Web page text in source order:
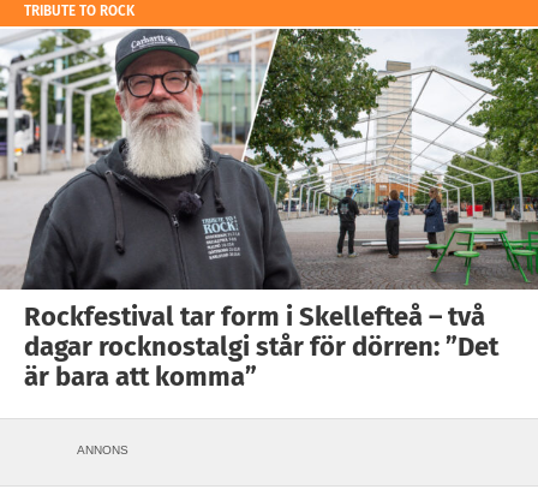
TRIBUTE TO ROCK
Rockfestival tar form i Skellefteå – två
dagar rocknostalgi står för dörren: ”Det
är bara att komma”
ANNONS